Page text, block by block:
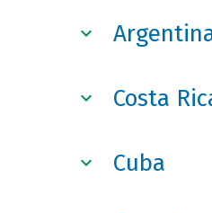
Costa
Cuba